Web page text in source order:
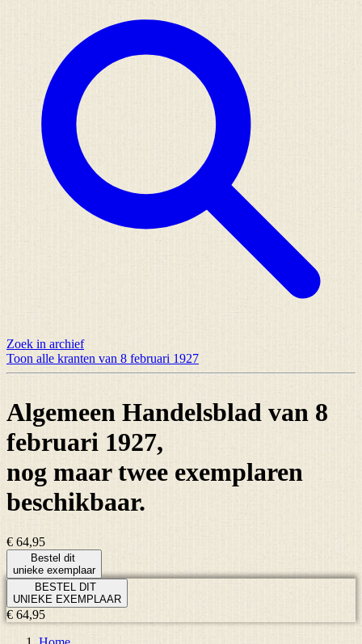
Zoek in archief
Toon alle kranten van 8 februari 1927
Algemeen Handelsblad van 8
februari 1927,
nog maartwee exemplaren
beschikbaar.
€ 64,95
Bestel dit
unieke exemplaar
BESTEL DIT
UNIEKE EXEMPLAAR
€ 64,95